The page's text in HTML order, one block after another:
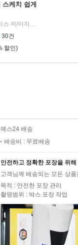
스케치 쉽게
스테파니 트래비스 저/이지민 역
30건
할인)
예스24 배송
배송비 : 무료배송
안전하고 정확한 포장을 위
고객님께 배송되는 모든 상
목적 : 안전한 포장 관리
촬영범위 : 박스 포장 작업